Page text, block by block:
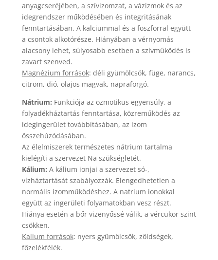
anyagcseréjében, a szívizomzat, a vázizmok és az
idegrendszer működésében és integritásának
fenntartásában. A kalciummal és a foszforral együtt
a csontok alkotórésze. Hiányában a vérnyomás
alacsony lehet, súlyosabb esetben a szívműködés is
zavart szenved.
Magnézium források: déli gyümölcsök, füge, narancs,
citrom, dió, olajos magvak, napraforgó.
Nátrium: Funkciója az ozmotikus egyensúly, a
folyadékháztartás fenntartása, közreműködés az
idegingerület továbbításában, az izom
összehúzódásában.
Az élelmiszerek természetes nátrium tartalma
kielégíti a szervezet Na szükségletét.
Kálium: A kálium ionjai a szervezet só-,
vízháztartását szabályozzák. Elengedhetetlen a
normális izomműködéshez. A natrium ionokkal
együtt az ingerületi folyamatokban vesz részt.
Hiánya esetén a bőr vizenyőssé válik, a vércukor szint
csökken.
Kalium források: nyers gyümölcsök, zöldségek,
főzelékfélék.